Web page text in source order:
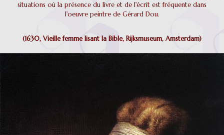
situations où la présence du livre et de l'écrit est fréquente dans
l'oeuvre peintre de Gérard Dou.
(1630, Vieille femme lisant la Bible, Rijksmuseum, Amsterdam)